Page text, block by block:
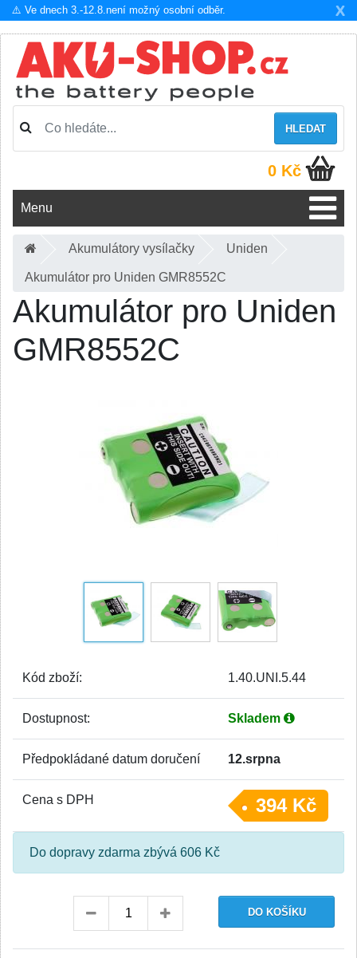
X
⚠️ Ve dnech 3.-12.8.není možný osobní odběr.
HLEDAT
0 Kč
Menu
Akumulátory vysílačky Uniden
Akumulátor pro Uniden GMR8552C
Akumulátor pro Uniden
GMR8552C
Kód zboží: 1.40.UNI.5.44
Dostupnost: Skladem
Předpokládané datum doručení 12.srpna
Cena s DPH 394 Kč
Do dopravy zdarma zbývá 606 Kč